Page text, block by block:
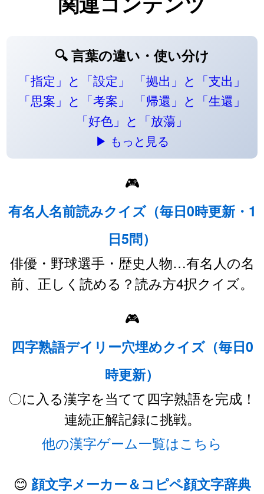
🔍 言葉の違い・使い分け
「指定」と「設定」
「拠出」と「支出」
「思案」と「考案」
「帰還」と「生還」
「好色」と「放蕩」
▶ もっと見る
🎮
有名人名前読みクイズ（毎日0時更新・1
日5問）
俳優・野球選手・歴史人物…有名人の名
前、正しく読める？読み方4択クイズ。
🎮
四字熟語デイリー穴埋めクイズ（毎日0
時更新）
〇に入る漢字を当てて四字熟語を完成！
連続正解記録に挑戦。
他の漢字ゲーム一覧はこちら
😊 顔文字メーカー＆コピペ顔文字辞典